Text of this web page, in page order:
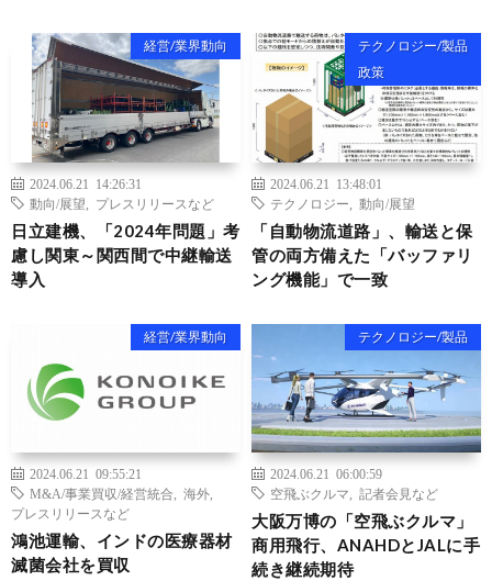
経営/業界動向
2024.06.21 14:26:31
動向/展望
プレスリリースなど
日立建機、「2024年問題」考
慮し関東～関西間で中継輸送
導入
テクノロジー/製品
政策
2024.06.21 13:48:01
テクノロジー
動向/展望
「自動物流道路」、輸送と保
管の両方備えた「バッファリ
ング機能」で一致
経営/業界動向
2024.06.21 09:55:21
M&A/事業買収/経営統合
海外
プレスリリースなど
鴻池運輸、インドの医療器材
滅菌会社を買収
テクノロジー/製品
2024.06.21 06:00:59
空飛ぶクルマ
記者会見など
大阪万博の「空飛ぶクルマ」
商用飛行、ANAHDとJALに手
続き継続期待